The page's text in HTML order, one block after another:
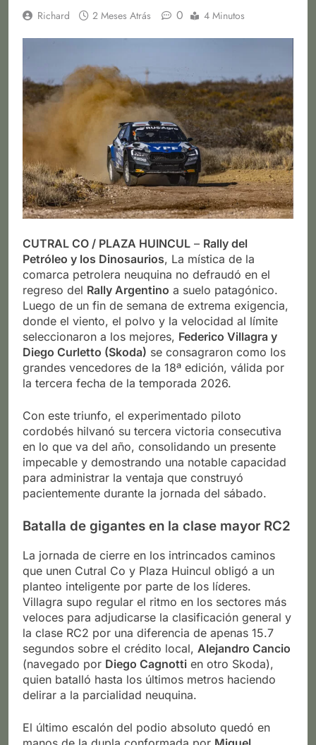
Richard 2 Meses Atrás 0 4 Minutos
CUTRAL CO / PLAZA HUINCUL – Rally del
Petróleo y los Dinosaurios, La mística de la
comarca petrolera neuquina no defraudó en el
regreso del Rally Argentino a suelo patagónico.
Luego de un fin de semana de extrema exigencia,
donde el viento, el polvo y la velocidad al límite
seleccionaron a los mejores, Federico Villagra y
Diego Curletto (Skoda) se consagraron como los
grandes vencedores de la 18ª edición, válida por
la tercera fecha de la temporada 2026.
Con este triunfo, el experimentado piloto
cordobés hilvanó su tercera victoria consecutiva
en lo que va del año, consolidando un presente
impecable y demostrando una notable capacidad
para administrar la ventaja que construyó
pacientemente durante la jornada del sábado.
Batalla de gigantes en la clase mayor RC2
La jornada de cierre en los intrincados caminos
que unen Cutral Co y Plaza Huincul obligó a un
planteo inteligente por parte de los líderes.
Villagra supo regular el ritmo en los sectores más
veloces para adjudicarse la clasificación general y
la clase RC2 por una diferencia de apenas 15.7
segundos sobre el crédito local, Alejandro Cancio
(navegado por Diego Cagnotti en otro Skoda),
quien batalló hasta los últimos metros haciendo
delirar a la parcialidad neuquina.
El último escalón del podio absoluto quedó en